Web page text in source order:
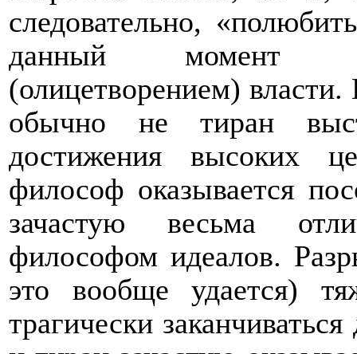
следовательно,
данный момент
(олицетворением)
обычно не тиран
достижения высоких
философ оказывается
зачастую весьма
философом идеалов.
это вообще удается)
трагически